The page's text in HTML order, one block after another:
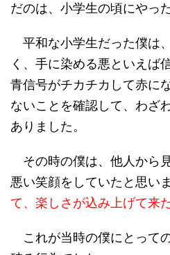
だのは、小学生の頃にやっ
平和な小学生だった僕は
く、手に染める悪といえば
青信号がチカチカして赤に
ないことを確認して、わざ
ありました。
その時の僕は、他人から
悪い笑顔をしていたと思いま
て、楽しさが込み上げて来
これが当時の僕にとって